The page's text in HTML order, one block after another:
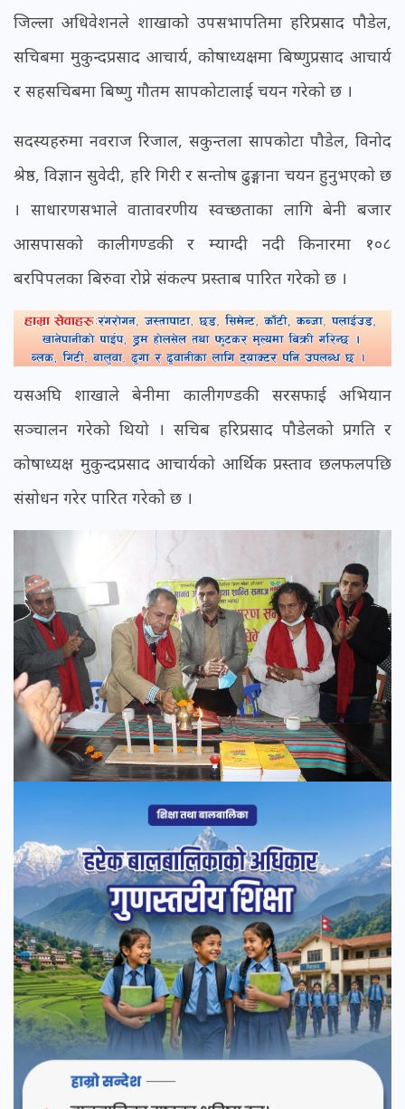
जिल्ला अधिवेशनले शाखाको उपसभापतिमा हरिप्रसाद पौडेल,
सचिबमा मुकुन्दप्रसाद आचार्य, कोषाध्यक्षमा बिष्णुप्रसाद आचार्य
र सहसचिबमा बिष्णु गौतम सापकोटालाई चयन गरेको छ ।
सदस्यहरुमा नवराज रिजाल, सकुन्तला सापकोटा पौडेल, विनोद
श्रेष्ठ, विज्ञान सुवेदी, हरि गिरी र सन्तोष ढुङ्गाना चयन हुनुभएको छ
। साधारणसभाले वातावरणीय स्वच्छताका लागि बेनी बजार
आसपासको कालीगण्डकी र म्याग्दी नदी किनारमा १०८
बरपिपलका बिरुवा रोप्ने संकल्प प्रस्ताब पारित गरेको छ ।
यसअघि शाखाले बेनीमा कालीगण्डकी सरसफाई अभियान
सञ्चालन गरेको थियो । सचिब हरिप्रसाद पौडेलको प्रगति र
कोषाध्यक्ष मुकुन्दप्रसाद आचार्यको आर्थिक प्रस्ताव छलफलपछि
संसोधन गरेर पारित गरेको छ ।